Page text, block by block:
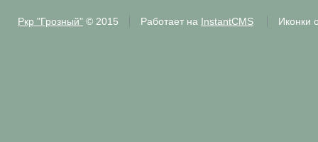
Ркр "Грозный"© 2015 Работает на InstantCMS Иконки